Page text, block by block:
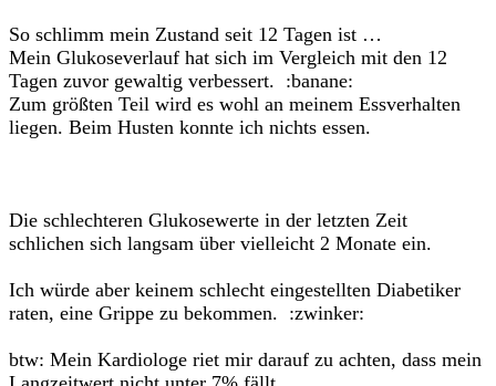
So schlimm mein Zustand seit 12 Tagen ist …
Mein Glukoseverlauf hat sich im Vergleich mit den 12
Tagen zuvor gewaltig verbessert. :banane:
Zum größten Teil wird es wohl an meinem Essverhalten
liegen. Beim Husten konnte ich nichts essen.
Die schlechteren Glukosewerte in der letzten Zeit
schlichen sich langsam über vielleicht 2 Monate ein.
Ich würde aber keinem schlecht eingestellten Diabetiker
raten, eine Grippe zu bekommen. :zwinker:
btw: Mein Kardiologe riet mir darauf zu achten, dass mein